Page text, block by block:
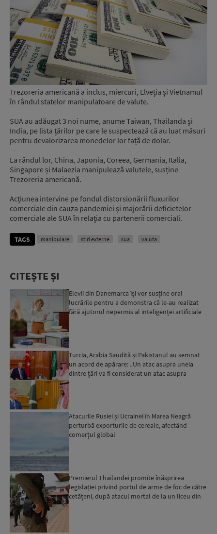
Trezoreria americană a inclus, miercuri, Elveția și Vietnamul
în rândul statelor manipulatoare de valute.
SUA au adăugat 3 noi nume, anume Taiwan, Thailanda și
India, pe lista țărilor pe care le suspectează că au luat măsuri
pentru devalorizarea monedelor lor față de dolar.
La rândul lor, China, Japonia, Coreea, Germania, Italia,
Singapore și Malaezia manipulează valutele, susține
Trezoreria americană.
Acțiunea intervine pe fondul distorsionării fluxurilor
comerciale din cauza pandemiei și majorării deficietelor
comerciale ale SUA în relația cu partenerii comerciali.
TAGS manipulare stiri externe sua valuta
CITEȘTE ȘI
Elevii din Danemarca își vor susține oral
lucrările pentru a demonstra că le-au realizat
fără ajutorul nepermis al inteligenței artificiale
Turcia, Arabia Saudită și Pakistanul au semnat
un acord de apărare: „Un atac asupra uneia
dintre țări va fi considerat un atac asupra
Atacurile Rusiei și Ucrainei în Marea Neagră
perturbă exporturile de cereale, afectând
comerțul global
Premierul Thailandei promite înăsprirea
legislației privind portul de arme de foc de către
cetățeni, după atacul mortal de la un liceu din